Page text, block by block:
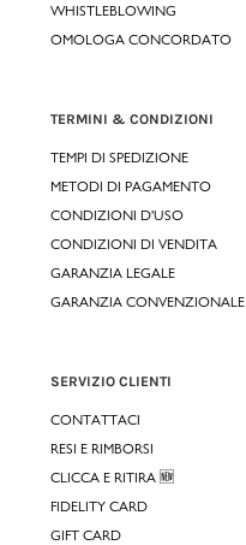
WHISTLEBLOWING
OMOLOGA CONCORDATO
TERMINI & CONDIZIONI
TEMPI DI SPEDIZIONE
METODI DI PAGAMENTO
CONDIZIONI D'USO
CONDIZIONI DI VENDITA
GARANZIA LEGALE
GARANZIA CONVENZIONALE
SERVIZIO CLIENTI
CONTATTACI
RESI E RIMBORSI
CLICCA E RITIRA 🆕
FIDELITY CARD
GIFT CARD